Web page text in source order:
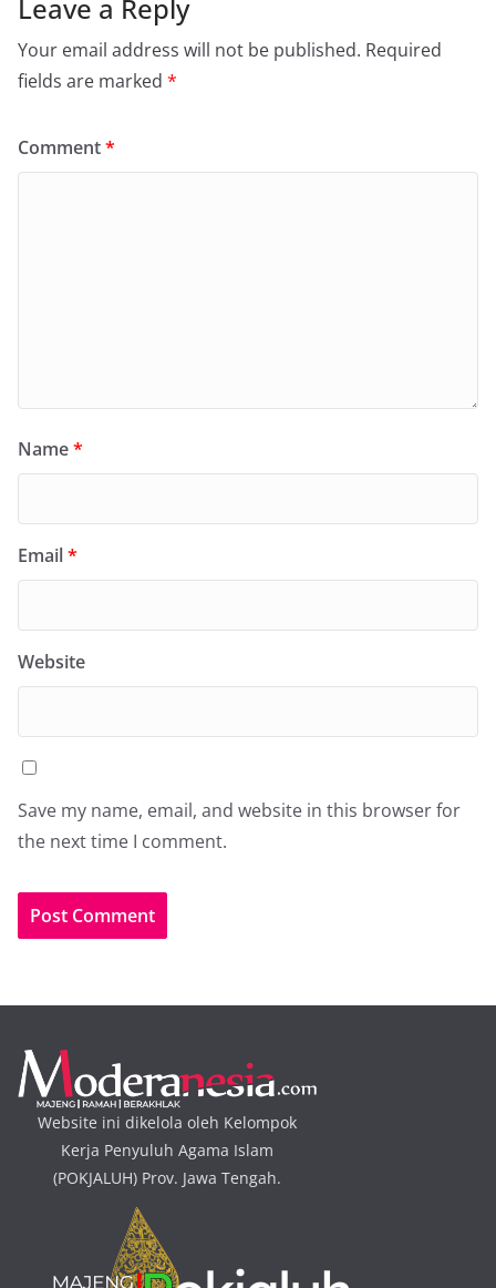
Leave a Reply
Your email address will not be published. Required
fields are marked *
Comment*
Name*
Email*
Website
Save my name, email, and website in this browser for
the next time I comment.
Website ini dikelola oleh Kelompok
Kerja Penyuluh Agama Islam
(POKJALUH) Prov. Jawa Tengah.